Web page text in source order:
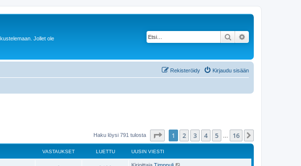
Jollet ole
Etsi
Kirjaudu sisään
Rekisteröidy
Haku löysi 791 tulosta Sivu 16
1 2 3 4 5 16
VASTAUKSET LUETTU UUSIN VIESTI